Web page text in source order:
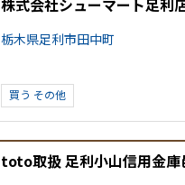
株式会社シューマート足利
栃木県足利市田中町
買う その他